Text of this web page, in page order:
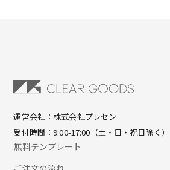
運営会社：株式会社プレセン
受付時間：9:00-17:00（土・日・祝日除く）
無料テンプレート